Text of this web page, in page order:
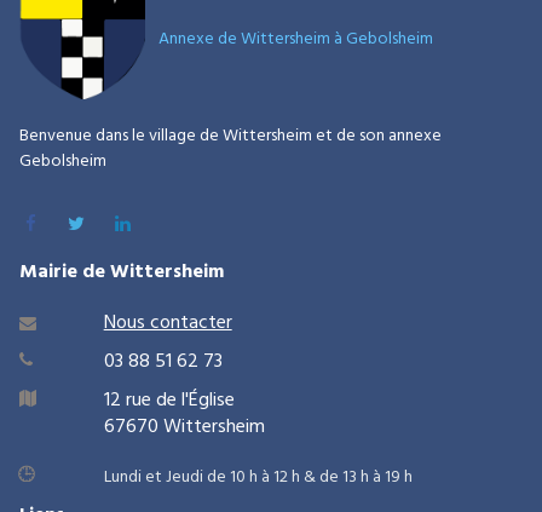
Annexe de Wittersheim à Gebolsheim
Benvenue dans le village de Wittersheim et de son annexe
Gebolsheim
  
Mairie de Wittersheim
 Nous contacter
 03 88 51 62 73
12 rue de l'Église
67670 Wittersheim
Lundi et Jeudi de 10 h à 12 h & de 13 h à 19 h